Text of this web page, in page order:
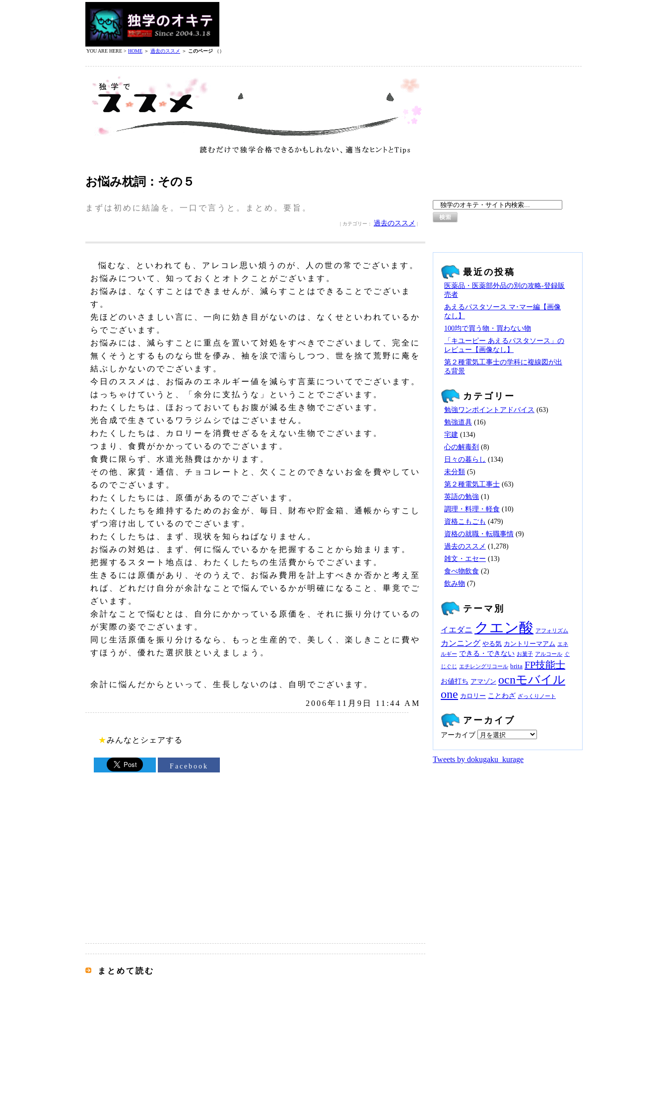
YOU ARE HERE > HOME ＞ 過去のススメ ＞ このページ （）
お悩み枕詞：その５
まずは初めに結論を。一口で言うと。まとめ。要旨。
| カテゴリー： 過去のススメ |
悩むな、といわれても、アレコレ思い煩うのが、人の世の常でございます。
お悩みについて、知っておくとオトクことがございます。
お悩みは、なくすことはできませんが、減らすことはできることでございま
す。
先ほどのいさましい言に、一向に効き目がないのは、なくせといわれているか
らでございます。
お悩みには、減らすことに重点を置いて対処をすべきでございまして、完全に
無くそうとするものなら世を儚み、袖を涙で濡らしつつ、世を捨て荒野に庵を
結ぶしかないのでございます。
今日のススメは、お悩みのエネルギー値を減らす言葉についてでございます。
はっちゃけていうと、「余分に支払うな」ということでございます。
わたくしたちは、ほおっておいてもお腹が減る生き物でございます。
光合成で生きているワラジムシではございません。
わたくしたちは、カロリーを消費せざるをえない生物でございます。
つまり、食費がかかっているのでございます。
食費に限らず、水道光熱費はかかります。
その他、家賃・通信、チョコレートと、欠くことのできないお金を費やしてい
るのでございます。
わたくしたちには、原価があるのでございます。
わたくしたちを維持するためのお金が、毎日、財布や貯金箱、通帳からすこし
ずつ溶け出しているのでございます。
わたくしたちは、まず、現状を知らねばなりません。
お悩みの対処は、まず、何に悩んでいるかを把握することから始まります。
把握するスタート地点は、わたくしたちの生活費からでございます。
生きるには原価があり、そのうえで、お悩み費用を計上すべきか否かと考え至
れば、どれだけ自分が余計なことで悩んでいるかが明確になること、畢竟でご
ざいます。
余計なことで悩むとは、自分にかかっている原価を、それに振り分けているの
が実際の姿でございます。
同じ生活原価を振り分けるなら、もっと生産的で、美しく、楽しきことに費や
すほうが、優れた選択肢といえましょう。
余計に悩んだからといって、生長しないのは、自明でございます。
2006年11月9日 11:44 AM
★みんなとシェアする
Facebook
まとめて読む
最近の投稿
医薬品・医薬部外品の別の攻略‐登録販
売者
あえるパスタソース マ･マー編【画像
なし】
100均で買う物・買わない物
「キユーピー あえるパスタソース」の
レビュー【画像なし】
第２種電気工事士の学科に複線図が出
る背景
カテゴリー
勉強ワンポイントアドバイス (63)
勉強道具 (16)
宅建 (134)
心の解毒剤 (8)
日々の暮らし (134)
未分類 (5)
第２種電気工事士 (63)
英語の勉強 (1)
調理・料理・軽食 (10)
資格こもごも (479)
資格の就職・転職事情 (9)
過去のススメ (1,278)
雑文・エセー (13)
食べ物飲食 (2)
飲み物 (7)
テーマ別
イエダニ クエン酸 アフォリズム
カンニング やる気 カントリーマアム エネ
ルギー できる・できない お菓子 アルコール ぐ
じぐじ エチレングリコール brita FP技能士
お値打ち アマゾン ocnモバイル
one カロリー ことわざ ざっくりノート
アーカイブ
アーカイブ
Tweets by dokugaku_kurage